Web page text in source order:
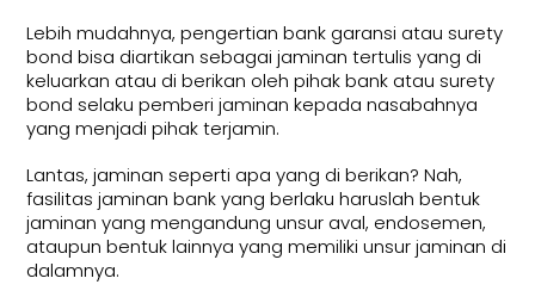
Lebih mudahnya, pengertian bank garansi atau surety
bond bisa diartikan sebagai jaminan tertulis yang di
keluarkan atau di berikan oleh pihak bank atau surety
bond selaku pemberi jaminan kepada nasabahnya
yang menjadi pihak terjamin.
Lantas, jaminan seperti apa yang di berikan? Nah,
fasilitas jaminan bank yang berlaku haruslah bentuk
jaminan yang mengandung unsur aval, endosemen,
ataupun bentuk lainnya yang memiliki unsur jaminan di
dalamnya.